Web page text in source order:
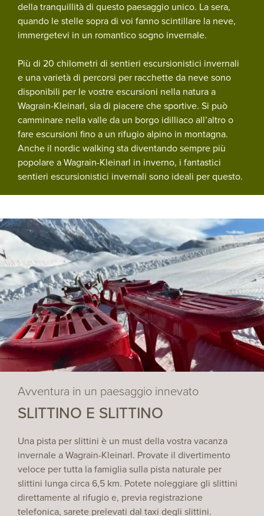
della tranquillità di questo paesaggio unico. La sera,
quando le stelle sopra di voi fanno scintillare la neve,
immergetevi in un romantico sogno invernale.
Più di 20 chilometri di sentieri escursionistici invernali
e una varietà di percorsi per racchette da neve sono
disponibili per le vostre escursioni nella natura a
Wagrain-Kleinarl, sia di piacere che sportive. Si può
camminare nella valle da un borgo idilliaco all’altro o
fare escursioni fino a un rifugio alpino in montagna.
Anche il nordic walking sta diventando sempre più
popolare a Wagrain-Kleinarl in inverno, i fantastici
sentieri escursionistici invernali sono ideali per questo.
Avventura in un paesaggio innevato
SLITTINO E SLITTINO
Una pista per slittini è un must della vostra vacanza
invernale a Wagrain-Kleinarl. Provate il divertimento
veloce per tutta la famiglia sulla pista naturale per
slittini lunga circa 6,5 km. Potete noleggiare gli slittini
direttamente al rifugio e, previa registrazione
telefonica, sarete prelevati dal taxi degli slittini.